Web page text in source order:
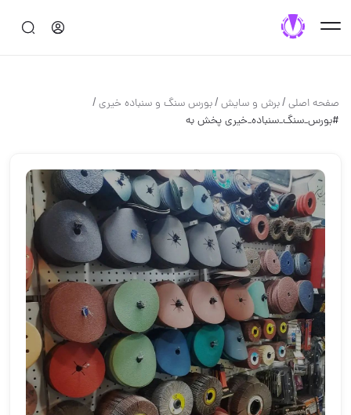
صفحه اصلی/برش و سايش/بورس سنگ و سنباده خیری/
️#بورس_سنگ_سنباده_خیری️ پخش به